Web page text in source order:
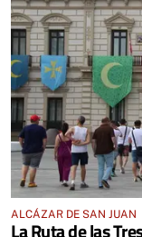
ALCÁZAR DE SAN JUAN
La Ruta de las